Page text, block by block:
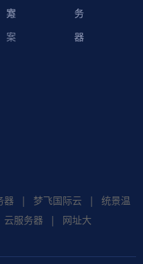
案
方
案
务
器
务
器
器 | 梦飞国际云 |
统景温
云服务器 |
网址大